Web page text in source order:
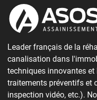
Leader français de la
canalisation dans
techniques innovantes
traitements préventifs et
inspection vidéo, etc.).